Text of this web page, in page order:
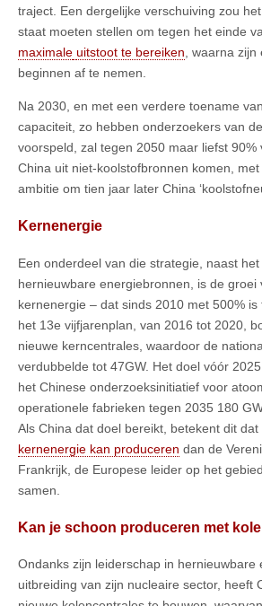
traject. Een dergelijke verschuiving zou
staat moeten stellen om tegen het einde
maximale uitstoot te bereiken , waarna
beginnen af te nemen.
Na 2030, en met een verdere toename
capaciteit, zo hebben onderzoekers van
voorspeld, zal tegen 2050 maar liefst 90%
China uit niet-koolstofbronnen komen,
ambitie om tien jaar later China
Kernenergie
Een onderdeel van die strategie, naast
hernieuwbare energiebronnen, is de groei
kernenergie – dat sinds 2010 met 500%
het 13e vijfjarenplan, van 2016 tot 2020,
nieuwe kerncentrales, waardoor de
verdubbelde tot 47GW. Het doel vóór
het Chinese onderzoeksinitiatief voor
operationele fabrieken tegen 2035 180
Als China dat doel bereikt, betekent dit dat
kernenergie kan produceren dan de
Frankrijk, de Europese leider op het
samen.
Kan je schoon produceren met
Ondanks zijn leiderschap in hernieuwbare
uitbreiding van zijn nucleaire sector, heeft